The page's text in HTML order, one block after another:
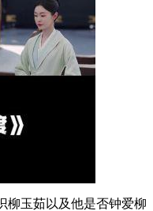
柳玉茹以及他是否钟爱柳